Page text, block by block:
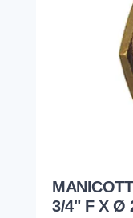
3/4" F X Ø